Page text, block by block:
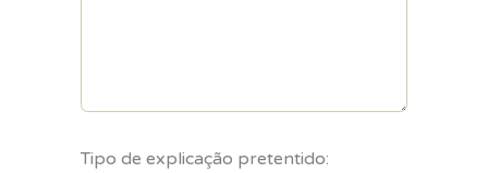
Tipo de explicação pretentido: